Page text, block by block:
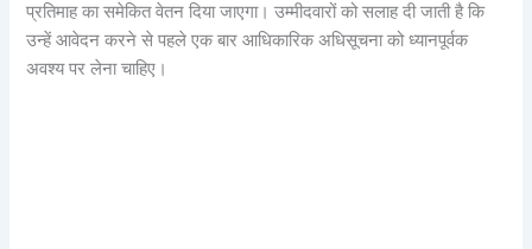
प्रतिमाह का समेकित वेतन दिया जाएगा। उम्मीदवारों को सलाह दी जाती है कि
उन्हें आवेदन करने से पहले एक बार आधिकारिक अधिसूचना को ध्यानपूर्वक
अवश्य पर लेना चाहिए।